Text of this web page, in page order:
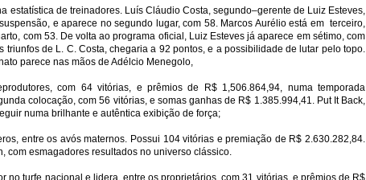
estatística de treinadores. Luís Cláudio Costa, segundo–gerente de Luiz Esteves,
e aparece no segundo lugar, com 58. Marcos Aurélio está em terceiro,
com 53. De volta ao programa oficial, Luiz Esteves já aparece em sétimo, com
triunfos de L. C. Costa, chegaria a 92 pontos, e a possibilidade de lutar pelo topo.
parece nas mãos de Adélcio Menegolo,
com 64 vitórias, e prêmios de R$ 1,506.864,94, numa temporada
colocação, com 56 vitórias, e somas ganhas de R$ 1.385.994,41. Put It Back,
numa brilhante e autêntica exibição de força;
entre os avós maternos. Possui 104 vitórias e premiação de R$ 2.630.282,84.
com esmagadores resultados no universo clássico.
no turfe nacional e lidera, entre os proprietários, com 31 vitórias, e prêmios de R$